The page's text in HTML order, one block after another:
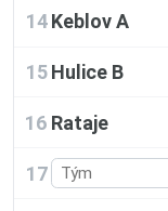
14 Keblov A
15 Hulice B
16 Rataje
17